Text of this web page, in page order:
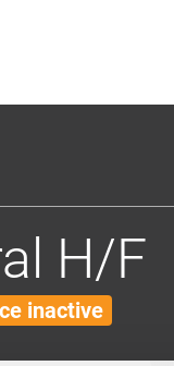
H/F
inactive